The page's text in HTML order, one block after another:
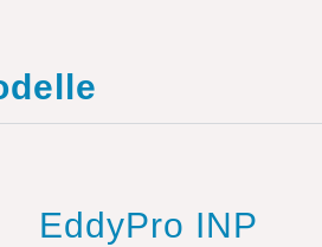
EddyPro INP